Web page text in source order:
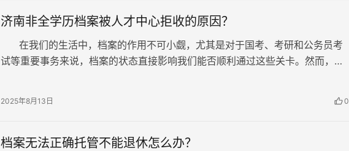
济南非全学历档案被人才中心拒收的原因？
在我们的生活中，档案的作用不可小觑，尤其是对于国考、考研和公务员考
试等重要事务来说，档案的状态直接影响我们能否顺利通过这些关卡。然而，有
2025年8月13日 0
档案无法正确托管不能退休怎么办？